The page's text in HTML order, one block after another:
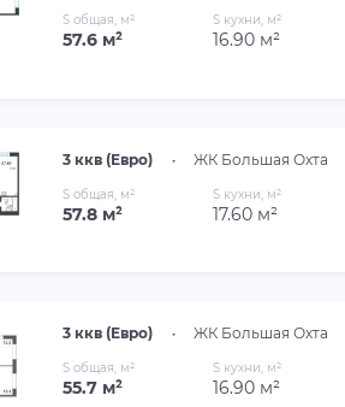
S общая, м²
57.6 м²
S кухни, м²
16.90 м²
3 ккв (Евро) • ЖК Большая Охта
S общая, м²
57.8 м²
S кухни, м²
17.60 м²
3 ккв (Евро) • ЖК Большая Охта
S общая, м²
55.7 м²
S кухни, м²
16.90 м²